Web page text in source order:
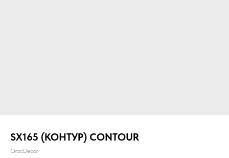
SX165 (КОНТУР) CONTOUR
OracDecor